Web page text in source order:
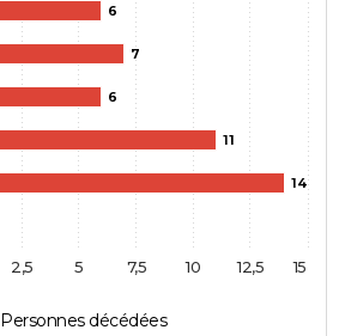
6
7
6
11
14
Personnes décédées
2,5 5 7,5 10 12,5 15